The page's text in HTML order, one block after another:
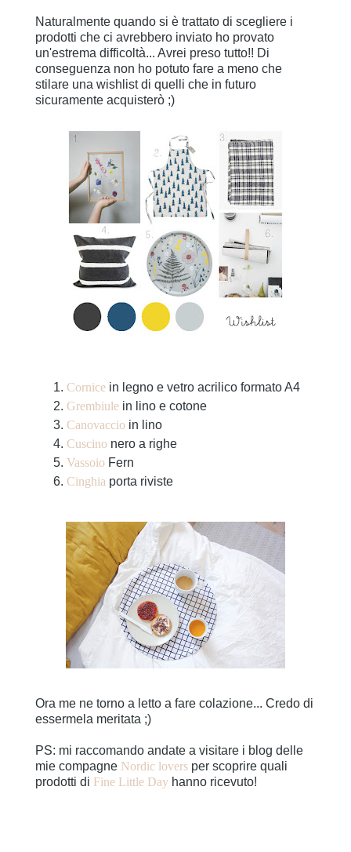
Naturalmente quando si è trattato di scegliere i
prodotti che ci avrebbero inviato ho provato
un'estrema difficoltà... Avrei preso tutto!! Di
conseguenza non ho potuto fare a meno che
stilare una wishlist di quelli che in futuro
sicuramente acquisterò ;)
Cornice in legno e vetro acrilico formato A4
Grembiule in lino e cotone
Canovaccio in lino
Cuscino nero a righe
Vassoio Fern
Cinghia porta riviste
Ora me ne torno a letto a fare colazione... Credo di
essermela meritata ;)
PS: mi raccomando andate a visitare i blog delle
mie compagne Nordic lovers per scoprire quali
prodotti di Fine Little Day hanno ricevuto!